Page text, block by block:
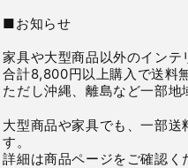
■お知らせ
家具や大型商品以外のインテ
合計8,800円以上購入で送料
ただし沖縄、離島など一部地
大型商品や家具でも、一部送
す。
詳細は商品ページをご確認く